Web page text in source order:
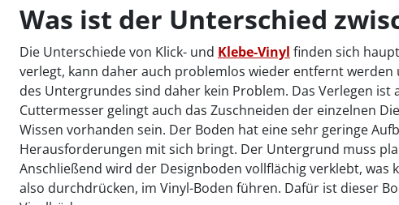
Was ist der Unterschied
Die Unterschiede von Klick- und Klebe-Vinyl finden sich
verlegt, kann daher auch problemlos wieder entfernt
des Untergrundes sind daher kein Problem. Das Verlegen
Cuttermesser gelingt auch das Zuschneiden der einzelnen
Wissen vorhanden sein. Der Boden hat eine sehr geringe
Herausforderungen mit sich bringt. Der Untergrund muss
Anschließend wird der Designboden vollflächig verklebt,
also durchdrücken, im Vinyl-Boden führen. Dafür ist dieser